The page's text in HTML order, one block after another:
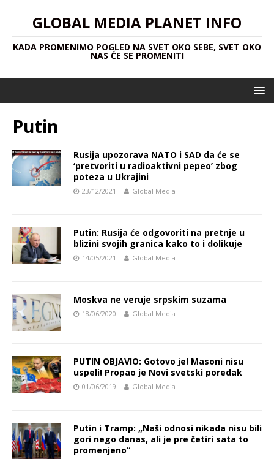
GLOBAL MEDIA PLANET INFO
KADA PROMENIMO POGLED NA SVET OKO SEBE, SVET OKO
NAS ĆE SE PROMENITI
Putin
Rusija upozorava NATO i SAD da će se
‘pretvoriti u radioaktivni pepeo’ zbog
poteza u Ukrajini
23/12/2021 Global Media
Putin: Rusija će odgovoriti na pretnje u
blizini svojih granica kako to i dolikuje
14/05/2021 Global Media
Moskva ne veruje srpskim suzama
18/06/2020 Global Media
PUTIN OBJAVIO: Gotovo je! Masoni nisu
uspeli! Propao je Novi svetski poredak
01/06/2019 Global Media
Putin i Tramp: „Naši odnosi nikada nisu bili
gori nego danas, ali je pre četiri sata to
promenjeno“